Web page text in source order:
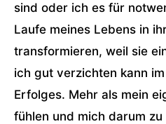
sind oder ich es für
Laufe meines Lebens in
transformieren, weil sie
ich gut verzichten kann
Erfolges. Mehr als mein
fühlen und mich darum